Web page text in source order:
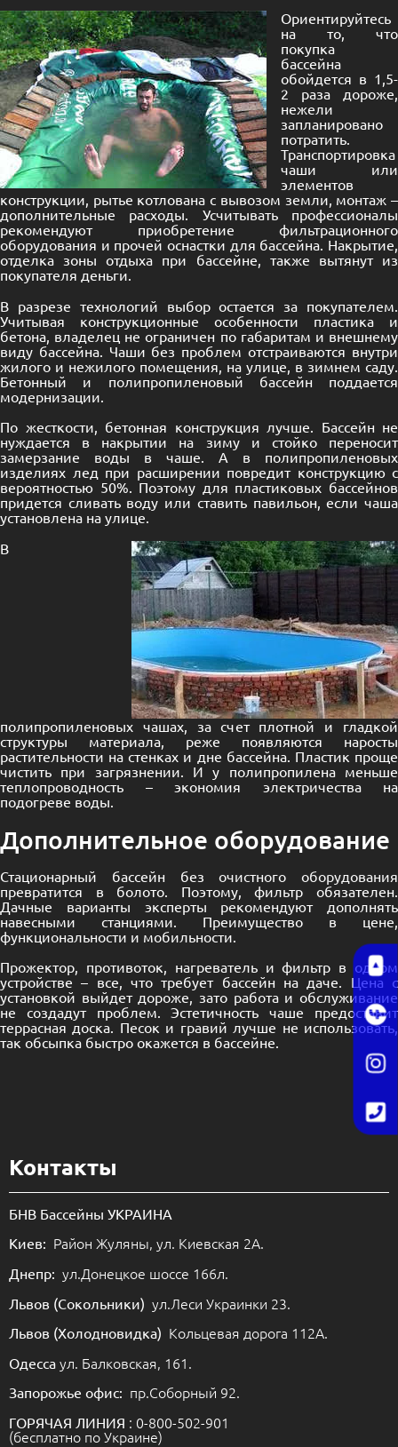
Ориентируйтесь
на то, что
покупка
бассейна
обойдется в 1,5-
2 раза дороже,
нежели
запланировано
потратить.
Транспортировка
чаши или
элементов
конструкции, рытье котлована с вывозом земли, монтаж –
дополнительные расходы. Усчитывать профессионалы
рекомендуют приобретение фильтрационного
оборудования и прочей оснастки для бассейна. Накрытие,
отделка зоны отдыха при бассейне, также вытянут из
покупателя деньги.
В разрезе технологий выбор остается за покупателем.
Учитывая конструкционные особенности пластика и
бетона, владелец не ограничен по габаритам и внешнему
виду бассейна. Чаши без проблем отстраиваются внутри
жилого и нежилого помещения, на улице, в зимнем саду.
Бетонный и полипропиленовый бассейн поддается
модернизации.
По жесткости, бетонная конструкция лучше. Бассейн не
нуждается в накрытии на зиму и стойко переносит
замерзание воды в чаше. А в полипропиленовых
изделиях лед при расширении повредит конструкцию с
вероятностью 50%. Поэтому для пластиковых бассейнов
придется сливать воду или ставить павильон, если чаша
установлена на улице.
В
полипропиленовых чашах, за счет плотной и гладкой
структуры материала, реже появляются наросты
растительности на стенках и дне бассейна. Пластик проще
чистить при загрязнении. И у полипропилена меньше
теплопроводность – экономия электричества на
подогреве воды.
Дополнительное оборудование
Стационарный бассейн безочистного оборудования
превратится в болото. Поэтому, фильтр обязателен.
Дачные варианты эксперты рекомендуют дополнять
навесными станциями. Преимущество в цене,
функциональности и мобильности.
Прожектор, противоток, нагреватель и фильтр в одном
устройстве – все, что требует бассейн на даче. Цена с
установкой выйдет дороже, зато работа и обслуживание
не создадут проблем. Эстетичность чаше предоставит
террасная доска. Песок и гравий лучше не использовать,
так обсыпка быстро окажется в бассейне.
Контакты
БНВ Бассейны УКРАИНА
Киев: Район Жуляны, ул. Киевская 2А.
Днепр: ул.Донецкое шоссе 166л.
Львов (Сокольники) ул.Леси Украинки 23.
Львов (Холодновидка) Кольцевая дорога 112А.
Одесса ул. Балковская, 161.
Запорожье офис: пр.Соборный 92.
ГОРЯЧАЯ ЛИНИЯ : 0-800-502-901
(бесплатно по Украине)